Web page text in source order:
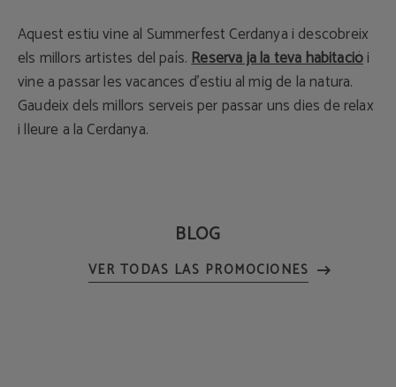
Aquest estiu vine al Summerfest Cerdanya i descobreix
els millors artistes del país.Reserva ja la teva habitaciói
vine a passar les vacances d'estiu al mig de la natura.
Gaudeix dels millors serveis per passar uns dies de relax
i lleure a la Cerdanya.
BLOG